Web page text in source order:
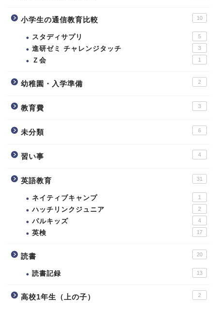
小学生の通信教育比較 10
スタディサプリ 5
進研ゼミ チャレンジタッチ 3
Ｚ会 1
幼稚園・入学準備 2
教育費 3
未分類 6
習い事 4
英語教育 31
ネイティブキャンプ 1
ハッチリンクジュニア 2
パルキッズ 4
英検 17
読書 20
読書記録 13
高校1年生（上の子） 2